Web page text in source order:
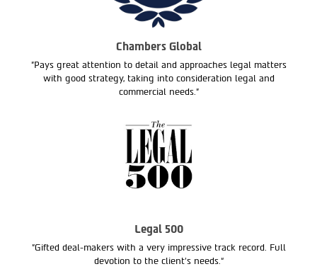
Chambers Global
"Pays great attention to detail and approaches legal matters
with good strategy, taking into consideration legal and
commercial needs."
Legal 500
"Gifted deal-makers with a very impressive track record. Full
devotion to the client’s needs.“